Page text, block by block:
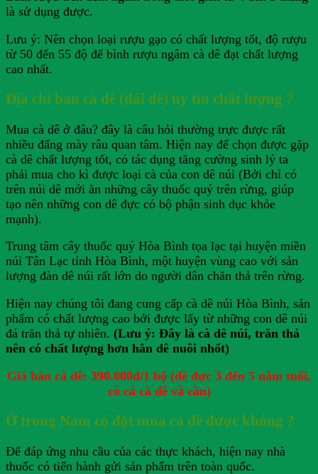
là sử dụng được.
Lưu ý: Nên chọn loại rượu gạo có chất lượng tốt, độ rượu
từ 50 đến 55 độ để bình rượu ngâm cà dê đạt chất lượng
cao nhất.
Địa chỉ bán cà dê (dái dê) uy tín chất lượng ?
Mua cà dê ở đâu? đây là câu hỏi thường trực được rất
nhiều đấng mày râu quan tâm. Hiện nay để chọn được gặp
cà dê chất lượng tốt, có tác dụng tăng cường sinh lý ta
phải mua cho kì được loại cà của con dê núi (Bởi chỉ có
trên núi dê mới ăn những cây thuốc quý trên rừng, giúp
tạo nên những con dê đực có bộ phận sinh dục khỏe
mạnh).
Trung tâm cây thuốc quý Hòa Bình tọa lạc tại huyện miền
núi Tân Lạc tỉnh Hòa Bình, một huyện vùng cao với sản
lượng đàn dê núi rất lớn do người dân chăn thả trên rừng.
Hiện nay chúng tôi đang cung cấp cà dê núi Hòa Bình, sản
phẩm có chất lượng cao bởi được lấy từ những con dê núi
đá trăn thả tự nhiên. (Lưu ý: Đây là cà dê núi, trăn thả
nên có chất lượng hơn hẳn dê nuôi nhốt)
Giá bán cà dê: 390.000đ/1 bộ (dê đực 3 đến 5 năm tuổi,
có cả cà dê và cần)
Ở trong Nam có đặt mua cà dê được không ?
Để đáp ứng nhu cầu của các thực khách, hiện nay nhà
thuốc có tiến hành gửi sản phẩm trên toàn quốc.